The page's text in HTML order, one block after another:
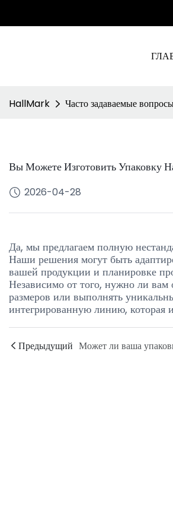
HallMark Часто задаваемые
Вы Можете Изготовить Упаковку
2026-04-28
Да, мы предлагаем полную
Наши решения могут быть
вашей продукции и планировке
Независимо от того, нужно ли
размеров или выполнять
интегрированную линию, которая
Предыдущий